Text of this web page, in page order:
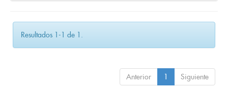
Resultados 1-1 de 1.
Anterior 1 Siguiente